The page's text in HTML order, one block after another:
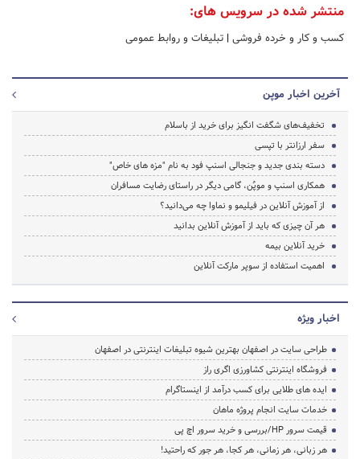
منتشر شده در سرویس های:
کسب و کار و خرده فروشی | تبلیغات و روابط عمومی
آخرین اخبار موپن
تخفیف‌های شگفت انگیز برای خرید از باسلام
سفر ارزانتر با تپسی
دسته بندی جدید و جنجالی اسنپ فود به نام "مزه های خاص"
همکاری اسنپ و موپُن، گامی دیگر در راستای رضایت مسافران
از آموزش آنلاین در فیلیمو و نماوا چه می‌دانید؟
هر آن چیزی که باید از آموزش آنلاین بدانید
خرید آنلاین بیمه
اهمیت استفاده از سوپر مارکت آنلاین
اخبار ویژه
طراحی سایت در اصفهان بهترین شیوه تبلیغات اینترنتی در اصفهان
فروشگاه اینترنتی کشاورزی اگری راز
ایده های طلایی برای کسب درآمد از اینستاگرام
خدمات سایت انجام پروژه ماهان
قیمت سرور HP/بررسی و خرید سرور اچ پی
هر زبانی، هر زمانی، هر کجا، هر جور که راحتید!